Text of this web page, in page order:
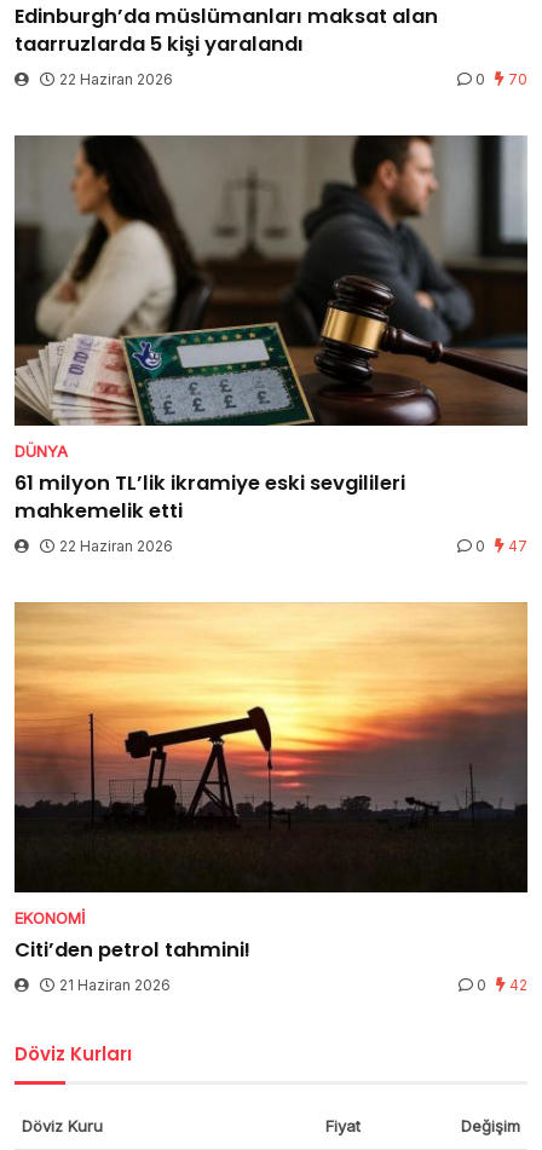
Edinburgh’da müslümanları maksat alan
taarruzlarda 5 kişi yaralandı
22 Haziran 2026 0 70
DÜNYA
61 milyon TL’lik ikramiye eski sevgilileri
mahkemelik etti
22 Haziran 2026 0 47
EKONOMI
Citi’den petrol tahmini!
21 Haziran 2026 0 42
Döviz Kurları
Döviz Kuru Fiyat Değişim